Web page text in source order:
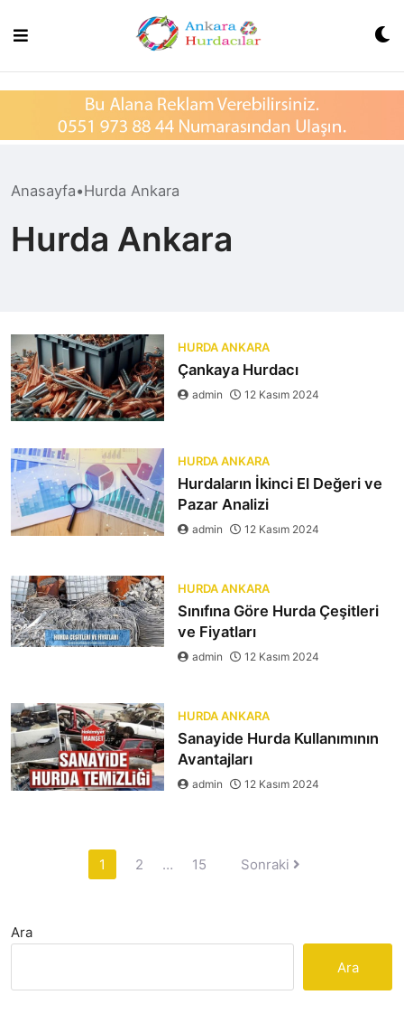
zenededeneme
vonbonusu
dinimi
sitilir
^^xyarrak
bonusa
2026^^
content
Anasayfa•Hurda Ankara
Hurda Ankara
HURDA ANKARA
Çankaya Hurdacı
admin 12 Kasım 2024
HURDA ANKARA
Hurdaların İkinci El Değeri ve
Pazar Analizi
admin 12 Kasım 2024
HURDA ANKARA
Sınıfına Göre Hurda Çeşitleri
ve Fiyatları
admin 12 Kasım 2024
HURDA ANKARA
Sanayide Hurda Kullanımının
Avantajları
admin 12 Kasım 2024
sayfalaması
1 2 … 15 Sonraki
Ara
Ara